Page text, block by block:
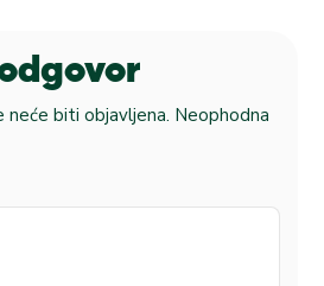
neće biti objavljena. Neophodna